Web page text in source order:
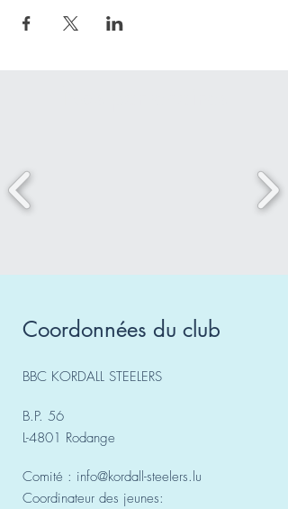
Coordonnées du club
BBC KORDALL STEELERS
B.P. 56
L-4801 Rodange
Comité : info@kordall-steelers.lu
Coordinateur des jeunes: